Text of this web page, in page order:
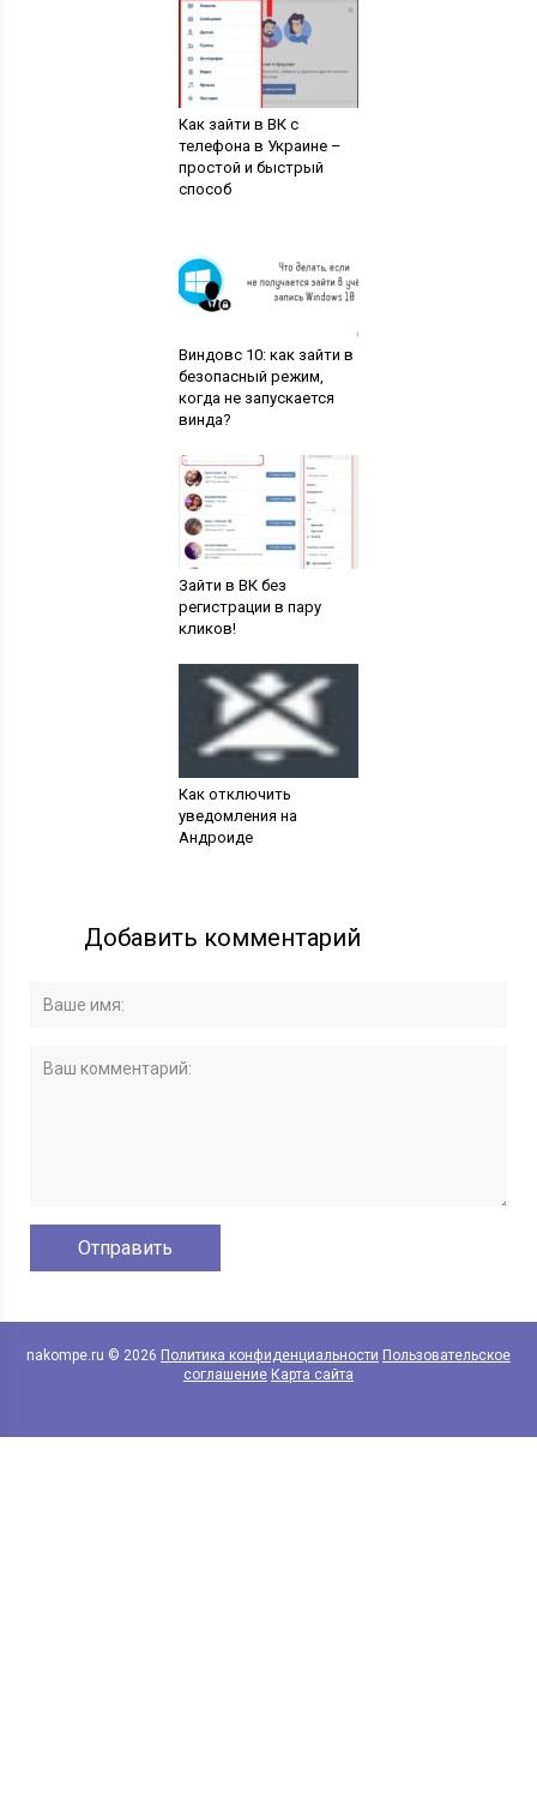
Как зайти в ВК с
телефона в Украине –
простой и быстрый
способ
Виндовс 10: как зайти в
безопасный режим,
когда не запускается
винда?
Зайти в ВК без
регистрации в пару
кликов!
Как отключить
уведомления на
Андроиде
Добавить комментарий
nakompe.ru © 2026 Политика конфиденциальности Пользовательское
соглашение Карта сайта